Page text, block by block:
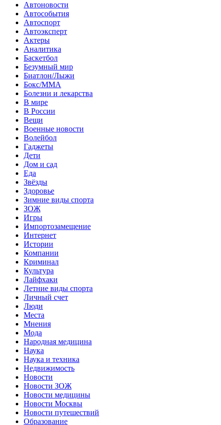
Автоновости
Автособытия
Автоспорт
Автоэксперт
Актеры
Аналитика
Баскетбол
Безумный мир
Биатлон/Лыжи
Бокс/MMA
Болезни и лекарства
В мире
В России
Вещи
Военные новости
Волейбол
Гаджеты
Дети
Дом и сад
Еда
Звёзды
Здоровье
Зимние виды спорта
ЗОЖ
Игры
Импортозамещение
Интернет
Истории
Компании
Криминал
Культура
Лайфхаки
Летние виды спорта
Личный счет
Люди
Места
Мнения
Мода
Народная медицина
Наука
Наука и техника
Недвижимость
Новости
Новости ЗОЖ
Новости медицины
Новости Москвы
Новости путешествий
Образование